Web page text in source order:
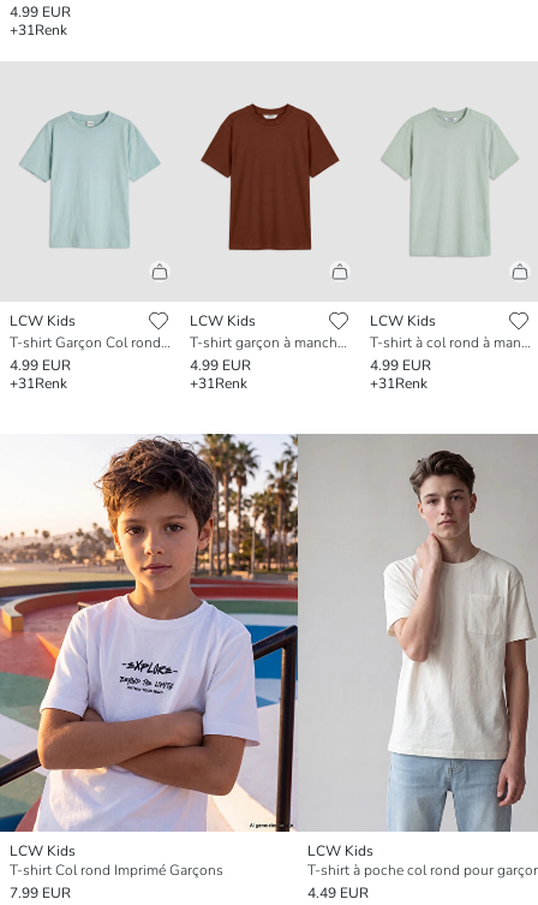
4.99 EUR
+31Renk
LCW Kids
T-shirt Garçon Col rond Manches courtes
4.99 EUR
+31Renk
LCW Kids
T-shirt garçon à manches courtes à col rond
4.99 EUR
+31Renk
LCW Kids
T-shirt à col rond à manches courtes pour garçon
4.99 EUR
+31Renk
LCW Kids
T-shirt Col rond Imprimé Garçons
7.99 EUR
LCW Kids
T-shirt à poche col rond pour
4.49 EUR